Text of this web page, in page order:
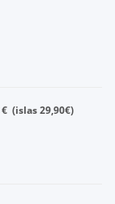
€ (islas29,90€)